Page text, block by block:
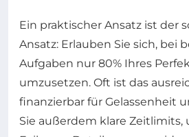
Ein praktischer Ansatz ist der
Ansatz: Erlauben Sie sich, bei
Aufgaben nur 80% Ihres
umzusetzen. Oft ist das
finanzierbar für Gelassenheit
Sie außerdem klare